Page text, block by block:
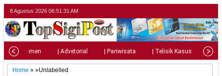
8 Agustus 2026 06:51:33 AM
| Parlemen | Advetorial | Pariwisata | Telisik Kasus |
Home » »Unlabelled